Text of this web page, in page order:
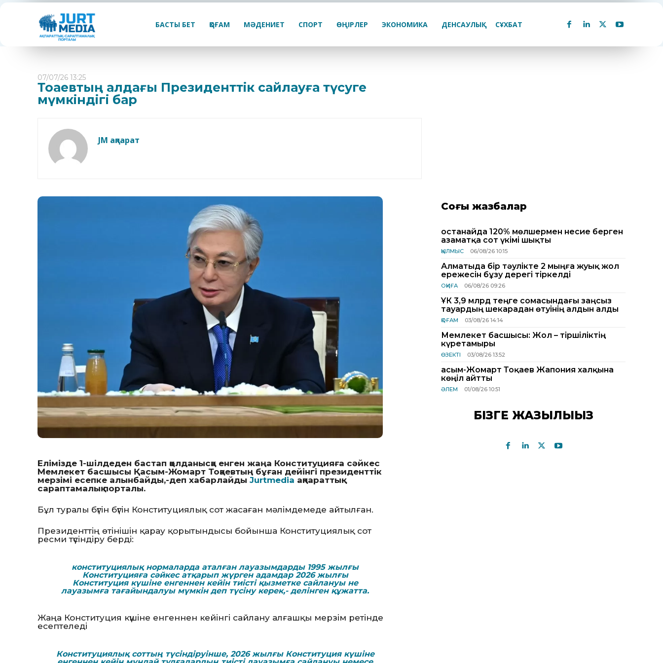
БАСТЫ БЕТ ҚОҒАМ МӘДЕНИЕТ СПОРТ ӨҢІРЛЕР ЭКОНОМИКА ДЕНСАУЛЫҚ СҰХБАТ
07/07/26 13:25
Тоқаевтың алдағы Президенттік сайлауға түсуге
мүмкіндігі бар
JM ақпарат
Елімізде 1-шілдеден бастап қолданысқа енген жаңа Конституцияға сәйкес
Мемлекет басшысы Қасым-Жомарт Тоқаевтың бұған дейінгі президенттік
мерзімі есепке алынбайды,-деп хабарлайды Jurtmedia ақпараттық-
сараптамалық порталы.
Бұл туралы бүгін бүгін Конституциялық сот жасаған мәлімдемеде айтылған.
Президенттің өтінішін қарау қорытындысы бойынша Конституциялық сот
ресми түсіндіру берді:
конституциялық нормаларда аталған лауазымдарды 1995 жылғы
Конституцияға сәйкес атқарып жүрген адамдар 2026 жылғы
Конституция күшіне енгеннен кейін тиісті қызметке сайлануы не
лауазымға тағайындалуы мүмкін деп түсіну керек,- делінген құжатта.
Жаңа Конституция күшіне енгеннен кейінгі сайлану алғашқы мерзім ретінде
есептеледі
Конституциялық соттың түсіндіруінше, 2026 жылғы Конституция күшіне
Соңғы жазбалар
Қостанайда 120% мөлшермен несие берген
азаматқа сот үкімі шықты
ҚЫЛМЫС 06/08/26 10:15
Алматыда бір тәулікте 2 мыңға жуық жол
ережесін бұзу дерегі тіркелді
ОҚИҒА 06/08/26 09:26
ҰҚК 3,9 млрд теңге сомасындағы заңсыз
тауардың шекарадан өтуінің алдын алды
ҚОҒАМ 03/08/26 14:14
Мемлекет басшысы: Жол – тіршіліктің
күретамыры
ӨЗЕКТІ 03/08/26 13:52
Қасым-Жомарт Тоқаев Жапония халқына
көңіл айтты
ӘЛЕМ 01/08/26 10:51
БІЗГЕ ЖАЗЫЛЫҢЫЗ